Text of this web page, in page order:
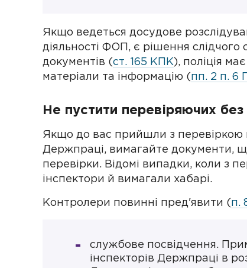
Якщо ведеться досудове
діяльності ФОП, є рішення
документів (ст. 165 КПК), поліція
матеріали та інформацію ( пп. 2 п. 6
Не пустити перевіряючих
Якщо до вас прийшли з перевіркою
Держпраці, вимагайте документи,
перевірки. Відомі випадки, коли з
інспектори й вимагали хабарі.
Контролери повинні пред'явити ( п.
службове посвідчення.
інспекторів Держпраці в